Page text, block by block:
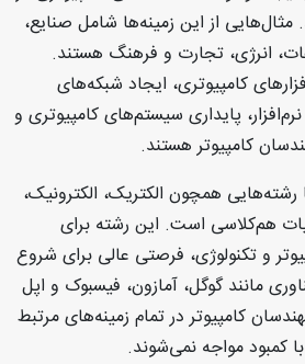
مثال‌هایی از این زمینه‌ها شامل صنایع،
انرژی، تجارت و فرهنگ هستند.
کامپیوتری، ایجاد شبکه‌های
پایداری سیستم‌های کامپیوتری و
کامپیوتر هستند.
رشته‌هایی همچون الکتریک، الکترونیک،
هم‌کلاسی است. این رشته برای
و تکنولوژی، فرصتی عالی برای شروع
مانند گوگل، آمازون، فیسبوک و اپل
کامپیوتر در تمام زمینه‌های مرتبط
کمبود مواجه نمی‌شوند.